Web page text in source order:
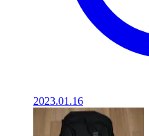
2023.01.16